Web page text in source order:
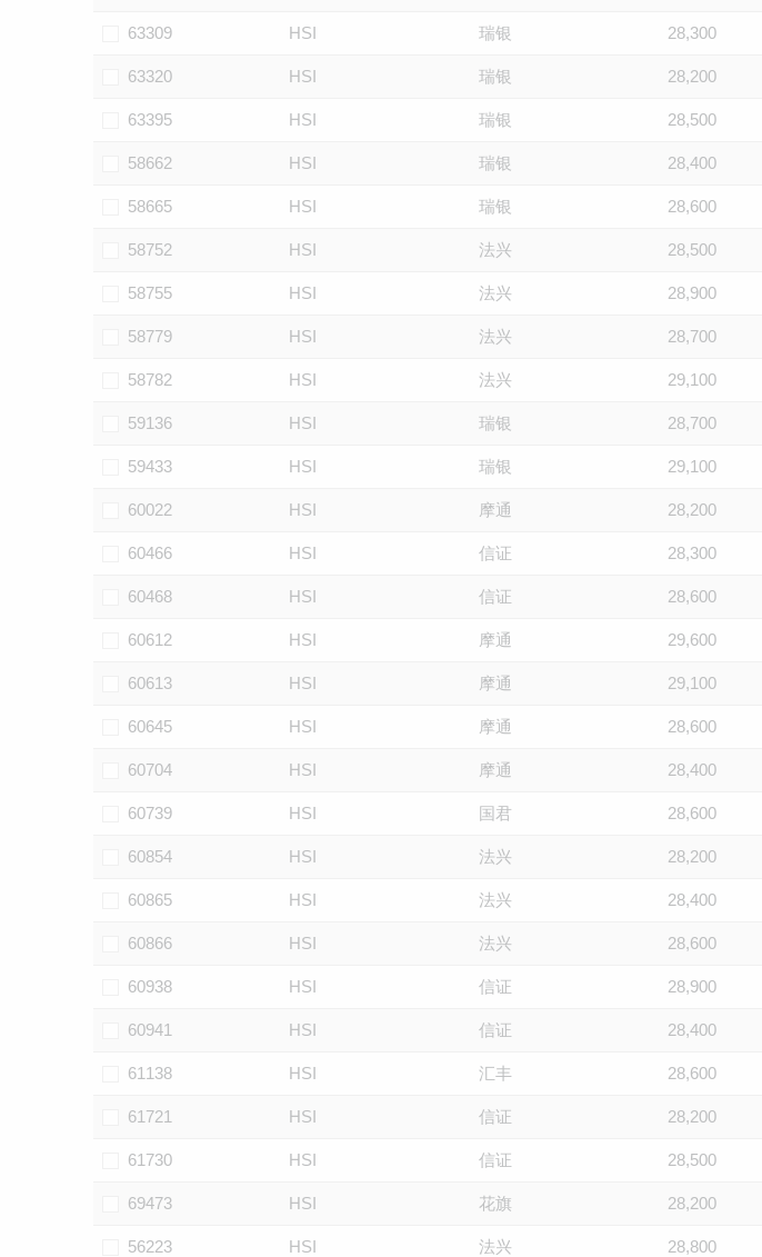
63309 HSI 瑞银 28,300
63320 HSI 瑞银 28,200
63395 HSI 瑞银 28,500
58662 HSI 瑞银 28,400
58665 HSI 瑞银 28,600
58752 HSI 法兴 28,500
58755 HSI 法兴 28,900
58779 HSI 法兴 28,700
58782 HSI 法兴 29,100
59136 HSI 瑞银 28,700
59433 HSI 瑞银 29,100
60022 HSI 摩通 28,200
60466 HSI 信证 28,300
60468 HSI 信证 28,600
60612 HSI 摩通 29,600
60613 HSI 摩通 29,100
60645 HSI 摩通 28,600
60704 HSI 摩通 28,400
60739 HSI 国君 28,600
60854 HSI 法兴 28,200
60865 HSI 法兴 28,400
60866 HSI 法兴 28,600
60938 HSI 信证 28,900
60941 HSI 信证 28,400
61138 HSI 汇丰 28,600
61721 HSI 信证 28,200
61730 HSI 信证 28,500
69473 HSI 花旗 28,200
56223 HSI 法兴 28,800